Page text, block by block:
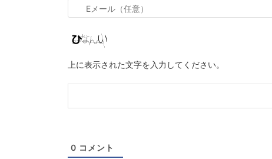
*
メ
ー
ル
意）
上に表示された文字を入力してください。
0 コメント